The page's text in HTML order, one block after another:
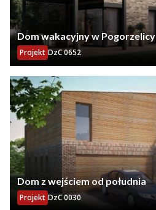
Dom wakacyjny w Pogorzelicy
Projekt DzC 0652
Dom z wejściem od południa
Projekt DzC 0030